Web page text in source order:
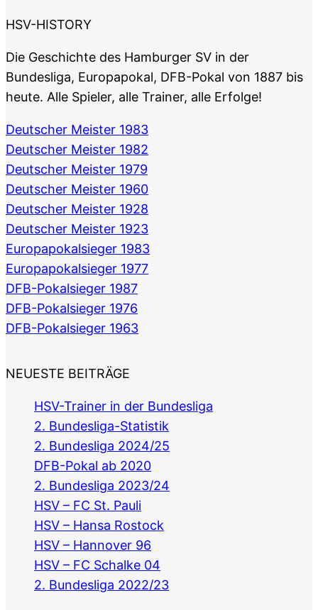
HSV-HISTORY
Die Geschichte des Hamburger SV in der
Bundesliga, Europapokal, DFB-Pokal von 1887 bis
heute. Alle Spieler, alle Trainer, alle Erfolge!
Deutscher Meister 1983
Deutscher Meister 1982
Deutscher Meister 1979
Deutscher Meister 1960
Deutscher Meister 1928
Deutscher Meister 1923
Europapokalsieger 1983
Europapokalsieger 1977
DFB-Pokalsieger 1987
DFB-Pokalsieger 1976
DFB-Pokalsieger 1963
NEUESTE BEITRÄGE
HSV-Trainer in der Bundesliga
2. Bundesliga-Statistik
2. Bundesliga 2024/25
DFB-Pokal ab 2020
2. Bundesliga 2023/24
HSV – FC St. Pauli
HSV – Hansa Rostock
HSV – Hannover 96
HSV – FC Schalke 04
2. Bundesliga 2022/23